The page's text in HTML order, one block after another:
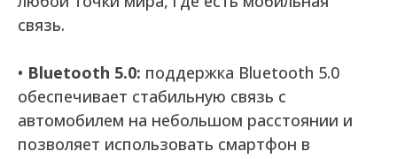
связь.
• Bluetooth 5.0: поддержка Bluetooth 5.0
обеспечивает стабильную связь с
автомобилем на небольшом расстоянии и
позволяет использовать смартфон в